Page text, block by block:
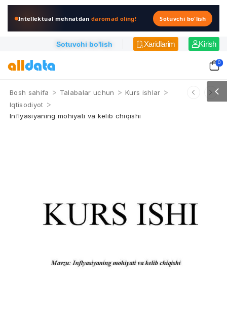
Intellektual mehnatdandaromad oling! Sotuvchi bo'lish
Sotuvchi bo'lish Xaridlarim Kirish
0
Bosh sahifa > Talabalar uchun > Kurs ishlar >
Iqtisodiyot >
Inflyasiyaning mohiyati va kelib chiqishi